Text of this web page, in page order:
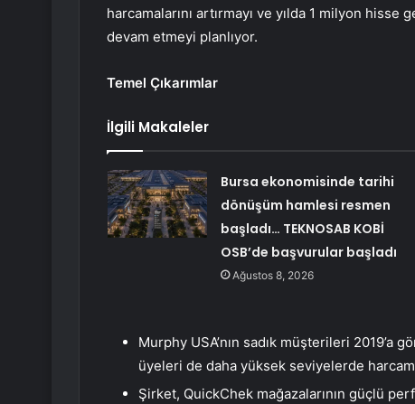
harcamalarını artırmayı ve yılda 1 milyon
devam etmeyi planlıyor.
Temel Çıkarımlar
İlgili Makaleler
Bursa ekonomisinde tarihi
dönüşüm hamlesi resmen
başladı… TEKNOSAB KOBİ
OSB’de başvurular başladı
Ağustos 8, 2026
Murphy USA’nın sadık müşterileri 2019’a
üyeleri de daha yüksek seviyelerde
Şirket, QuickChek mağazalarının güçlü